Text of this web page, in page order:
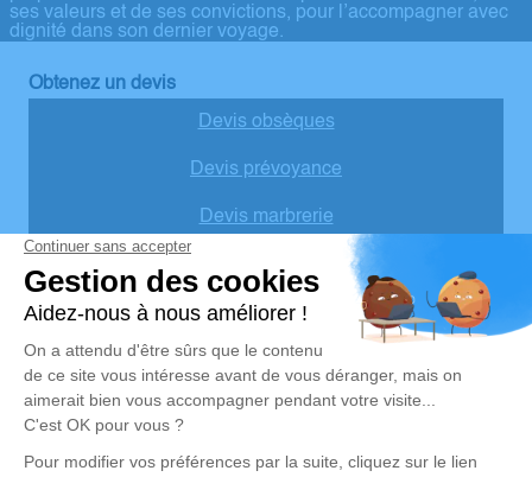
ses valeurs et de ses convictions, pour l’accompagner avec
dignité dans son dernier voyage.
Obtenez un devis
Devis obsèques
Devis prévoyance
Devis marbrerie
Notre agence
Pompes Funèbres Karukera Bourgeois
+5 90 59 09 29 06 8
secretariat.pfk@orange.fr
Louisville – 97114 – TROIS-RIVIERES
4.8/5 – 25 avis
Nos Services Liens utiles